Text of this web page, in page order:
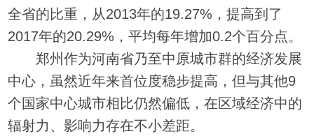
全省的比重，从2013年的19.27%，提高到了
2017年的20.29%，平均每年增加0.2个百分点。
郑州作为河南省乃至中原城市群的经济发展
中心，虽然近年来首位度稳步提高，但与其他9
个国家中心城市相比仍然偏低，在区域经济中的
辐射力、影响力存在不小差距。